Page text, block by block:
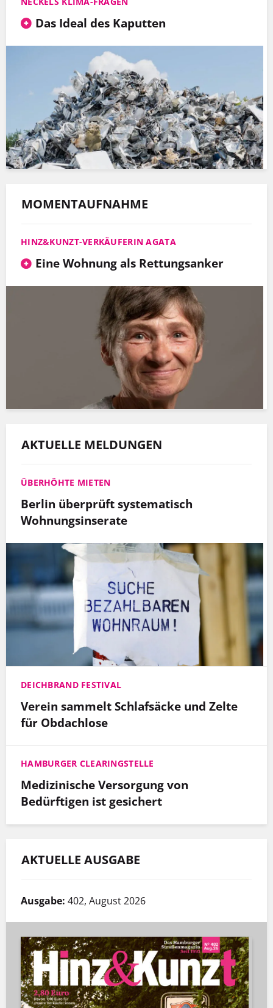
Das Ideal des Kaputten
MOMENTAUFNAHME
HINZ&KUNZT-VERKÄUFERIN AGATA
Eine Wohnung als Rettungsanker
AKTUELLE MELDUNGEN
ÜBERHÖHTE MIETEN
Berlin überprüft systematisch
Wohnungsinserate
DEICHBRAND FESTIVAL
Verein sammelt Schlafsäcke und Zelte
für Obdachlose
HAMBURGER CLEARINGSTELLE
Medizinische Versorgung von
Bedürftigen ist gesichert
AKTUELLE AUSGABE
Ausgabe: 402, August 2026